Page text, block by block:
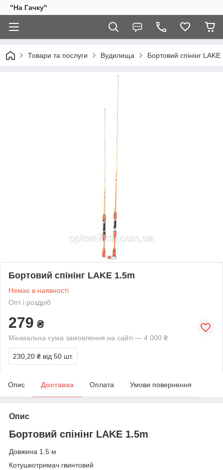
"На Гачку"
Товари та послуги Вудилища Бортовий спінінг
Бортовий спінінг LAKE 1.5m
Немає в наявності
Опт і роздріб
279 ₴
Мінімальна сума замовлення на сайті — 4 000 ₴
230,20 ₴ від 50 шт.
Опис Доставка Оплата Умови повернення
Опис
Бортовий спінінг LAKE 1.5m
Довжина 1.5 м
Котушкотримач гвинтовий